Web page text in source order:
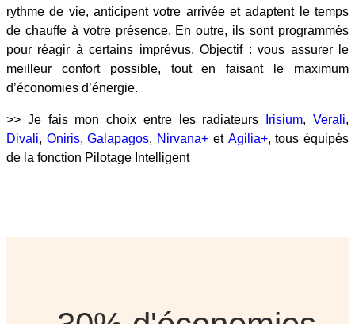
rythme de vie, anticipent votre arrivée et adaptent le temps
de chauffe à votre présence. En outre, ils sont programmés
pour réagir à certains imprévus. Objectif : vous assurer le
meilleur confort possible, tout en faisant le maximum
d’économies d’énergie.
>> Je fais mon choix entre les radiateurs Irisium,Verali,
Divali, Oniris,Galapagos, Nirvana+ et Agilia+, tous équipés
de la fonction Pilotage Intelligent